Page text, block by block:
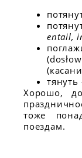
entail,
Хорошо,
тоже
поездам.